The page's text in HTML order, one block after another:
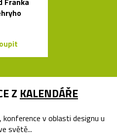
Z KALENDÁŘE
v oblasti designu u
světě...